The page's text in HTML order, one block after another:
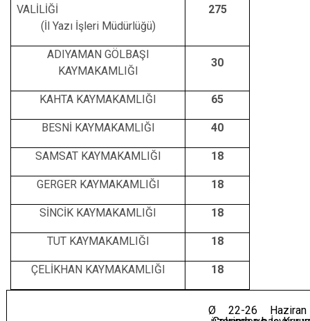
VALİLİĞİ
(İl Yazı İşleri Müdürlüğü)
275
ADIYAMAN GÖLBAŞI
KAYMAKAMLIĞI
30
KAHTA KAYMAKAMLIĞI 65
BESNİ KAYMAKAMLIĞI 40
SAMSAT KAYMAKAMLIĞI 18
GERGER KAYMAKAMLIĞI 18
SİNCİK KAYMAKAMLIĞI 18
TUT KAYMAKAMLIĞI 18
ÇELİKHAN KAYMAKAMLIĞI 18
Ø
22-26